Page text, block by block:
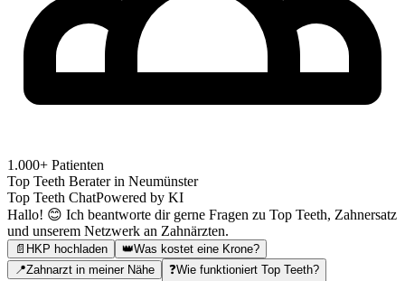
1.000+ Patienten
Top Teeth Berater in Neumünster
Top Teeth ChatPowered by KI
Hallo! 😊 Ich beantworte dir gerne Fragen zu Top Teeth, Zahnersatz
und unserem Netzwerk an Zahnärzten.
📄 HKP hochladen 👑Was kostet eine Krone?
📍Zahnarzt in meiner Nähe ❓Wie funktioniert Top Teeth?